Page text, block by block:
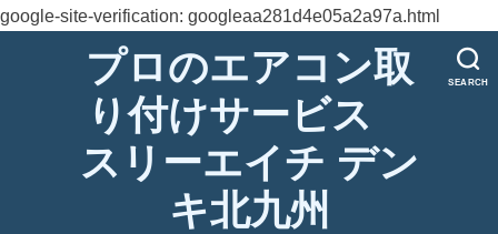
google-site-verification: googleaa281d4e05a2a97a.html
SEARCH
プロのエアコン取
り付けサービス
スリーエイチ デン
キ北九州